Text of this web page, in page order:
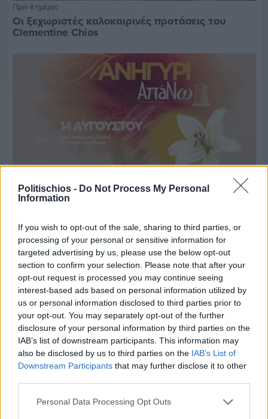
Politischios - Do Not Process My Personal
Information
If you wish to opt-out of the sale, sharing to third parties, or
processing of your personal or sensitive information for
targeted advertising by us, please use the below opt-out
section to confirm your selection. Please note that after your
opt-out request is processed you may continue seeing
interest-based ads based on personal information utilized by
us or personal information disclosed to third parties prior to
your opt-out. You may separately opt-out of the further
disclosure of your personal information by third parties on the
IAB’s list of downstream participants. This information may
also be disclosed by us to third parties on the IAB’s List of
Downstream Participants that may further disclose it to other
Personal Data Processing Opt Outs
Πριν 4 ημέρες
Οι ξεχωριστές καλοκαιρινές προτάσεις του
Clementine Chios
Πριν 4 ημέρες
Παραμονή Δεκαπενταύγουστου με μεγάλο
πανηγύρι στη Σιδηρούντα